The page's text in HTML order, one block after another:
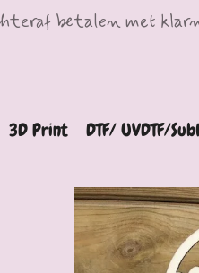
betalen met
3D Print DTF/ UVDTF/